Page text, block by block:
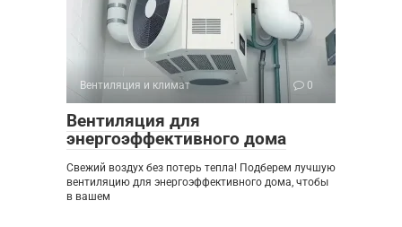
Вентиляция и климат 0
Вентиляция для
энергоэффективного дома
Свежий воздух без потерь тепла! Подберем лучшую
вентиляцию для энергоэффективного дома, чтобы
в вашем